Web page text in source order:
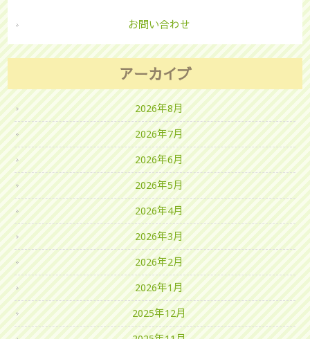
お問い合わせ
アーカイブ
2026年8月
2026年7月
2026年6月
2026年5月
2026年4月
2026年3月
2026年2月
2026年1月
2025年12月